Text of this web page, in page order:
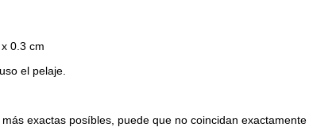
0.3 cm
el pelaje.
exactas posíbles, puede que no coincidan